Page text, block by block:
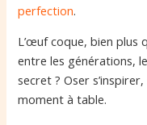
perfection.
L’œuf coque, bien plus
entre les générations,
secret ? Oser
moment à table.